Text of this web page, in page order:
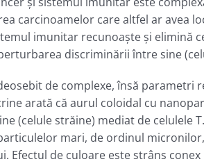
carcinoamelor care altfel ar avea
imunitar recunoaște și elimină
discriminării între sine
de complexe, însă
arată că aurul coloidal cu
(celule străine) mediat de celulele
mari, de ordinul
Efectul de culoare este strâns